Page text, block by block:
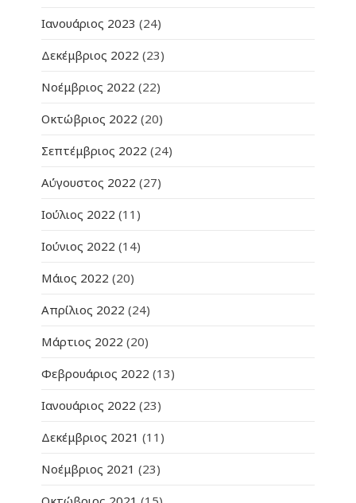
Ιανουάριος 2023 (24)
Δεκέμβριος 2022 (23)
Νοέμβριος 2022 (22)
Οκτώβριος 2022 (20)
Σεπτέμβριος 2022 (24)
Αύγουστος 2022 (27)
Ιούλιος 2022 (11)
Ιούνιος 2022 (14)
Μάιος 2022 (20)
Απρίλιος 2022 (24)
Μάρτιος 2022 (20)
Φεβρουάριος 2022 (13)
Ιανουάριος 2022 (23)
Δεκέμβριος 2021 (11)
Νοέμβριος 2021 (23)